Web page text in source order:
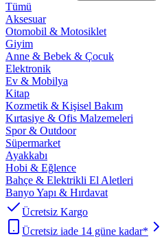
Tümü
Aksesuar
Otomobil & Motosiklet
Giyim
Anne & Bebek & Çocuk
Elektronik
Ev & Mobilya
Kitap
Kozmetik & Kişisel Bakım
Kırtasiye & Ofis Malzemeleri
Spor & Outdoor
Süpermarket
Ayakkabı
Hobi & Eğlence
Bahçe & Elektrikli El Aletleri
Banyo Yapı & Hırdavat
Ücretsiz Kargo
Ücretsiz iade 14 güne kadar*